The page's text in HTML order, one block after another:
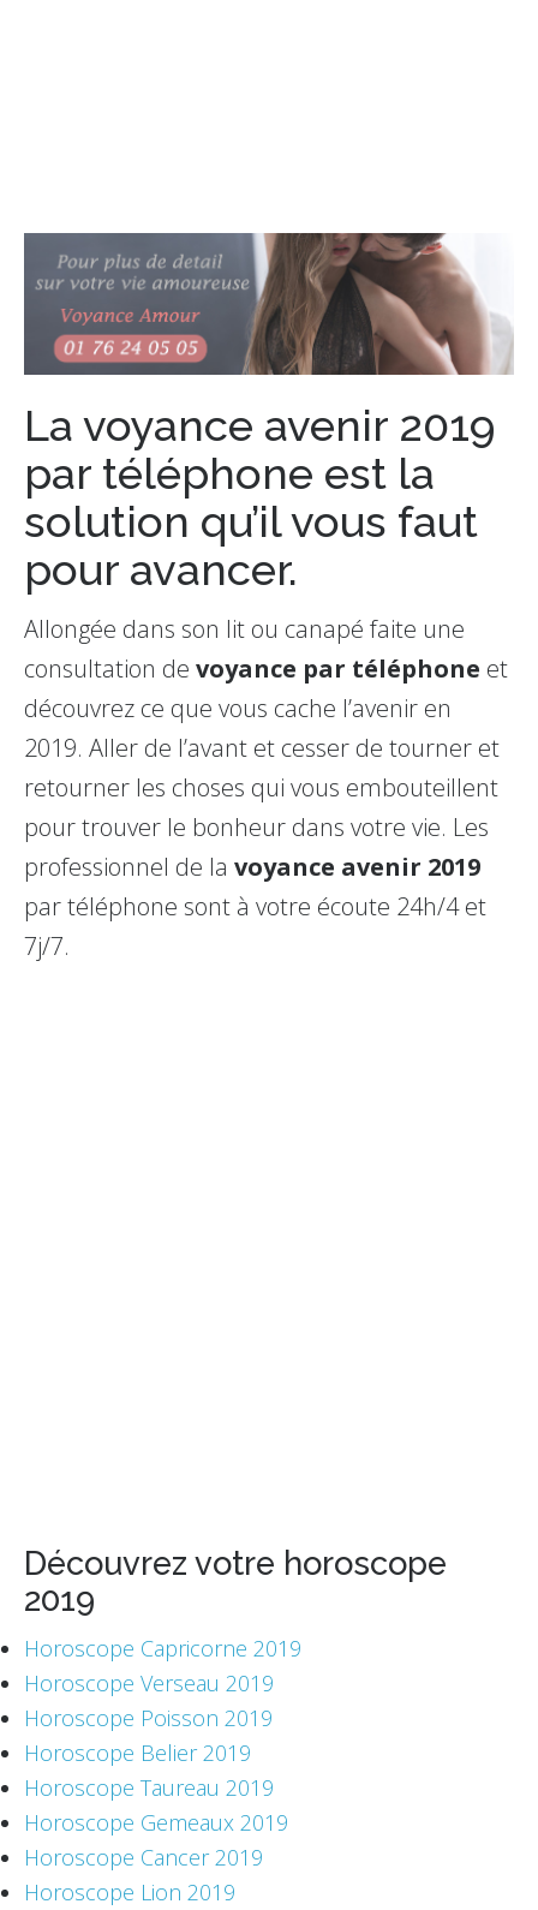
La voyance avenir 2019
par téléphone est la
solution qu’il vous faut
pour avancer.
Allongée dans son lit ou canapé faite une
consultation de voyance par téléphone et
découvrez ce que vous cache l’avenir en
2019. Aller de l’avant et cesser de tourner et
retourner les choses qui vous embouteillent
pour trouver le bonheur dans votre vie. Les
professionnel de la voyance avenir 2019
par téléphone sont à votre écoute 24h/4 et
7j/7.
Découvrez votre horoscope
2019
Horoscope Capricorne 2019
Horoscope Verseau 2019
Horoscope Poisson 2019
Horoscope Belier 2019
Horoscope Taureau 2019
Horoscope Gemeaux 2019
Horoscope Cancer 2019
Horoscope Lion 2019